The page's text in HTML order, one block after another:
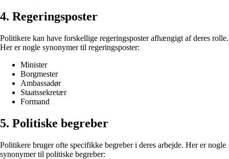
4. Regeringsposter
Politikere kan have forskellige regeringsposter afhængigt af deres rolle.
Her er nogle synonymer til regeringsposter:
Minister
Borgmester
Ambassadør
Staatssekretær
Formand
5. Politiske begreber
Politikere bruger ofte specifikke begreber i deres arbejde. Her er nogle
synonymer til politiske begreber: